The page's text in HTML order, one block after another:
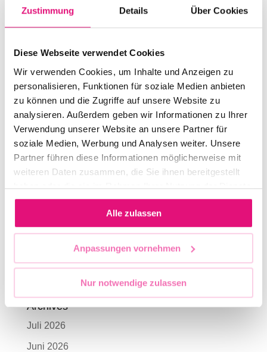
Zustimmung Details Über Cookies
Diese Webseite verwendet Cookies
Wir verwenden Cookies, um Inhalte und Anzeigen zu
personalisieren, Funktionen für soziale Medien anbieten
zu können und die Zugriffe auf unsere Website zu
analysieren. Außerdem geben wir Informationen zu Ihrer
Verwendung unserer Website an unsere Partner für
soziale Medien, Werbung und Analysen weiter. Unsere
Partner führen diese Informationen möglicherweise mit
weiteren Daten zusammen, die Sie ihnen bereitgestellt
haben oder die sie im Rahmen Ihrer Nutzung der Dienste
gesammelt haben.
Alle zulassen
Anpassungen vornehmen
Nur notwendige zulassen
« Ältere Einträge
Recent Posts
Teilnahme Hamburg/Mahnwache
Statement des Vorstandes des Berliner CSD e. V.
Anlaufstellen für Hilfe
Die Berliner Rapperin Ikkimel ist der Surprise
Archives
Juli 2026
Juni 2026